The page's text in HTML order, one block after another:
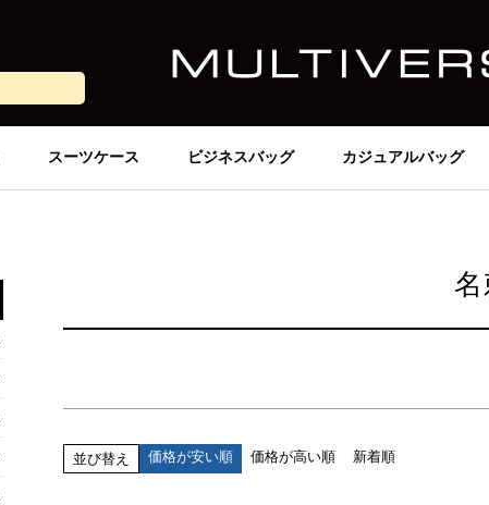
スーツケース ビジネスバッグ カジュアルバッグ
名
並び替え 価格が安い順 価格が高い順 新着順